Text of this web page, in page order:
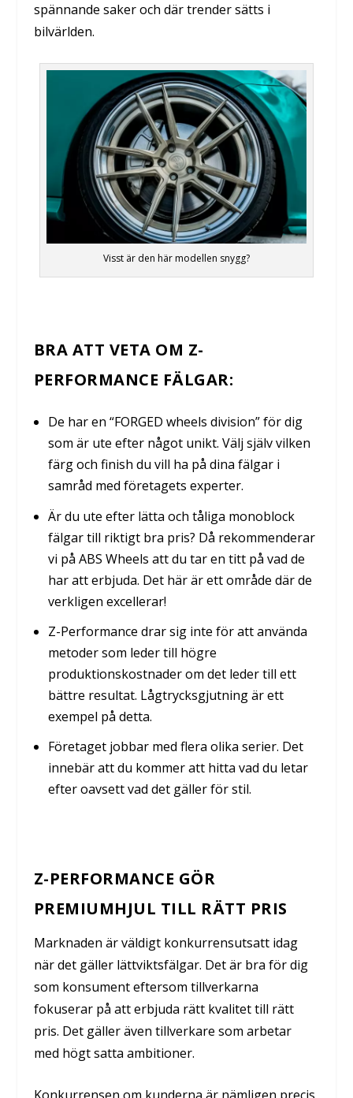
spännande saker och där trender sätts i
bilvärlden.
Visst är den här modellen snygg?
BRA ATT VETA OM Z-
PERFORMANCE FÄLGAR:
De har en “FORGED wheels division” för dig
som är ute efter något unikt. Välj själv vilken
färg och finish du vill ha på dina fälgar i
samråd med företagets experter.
Är du ute efter lätta och tåliga monoblock
fälgar till riktigt bra pris? Då rekommenderar
vi på ABS Wheels att du tar en titt på vad de
har att erbjuda. Det här är ett område där de
verkligen excellerar!
Z-Performance drar sig inte för att använda
metoder som leder till högre
produktionskostnader om det leder till ett
bättre resultat. Lågtrycksgjutning är ett
exempel på detta.
Företaget jobbar med flera olika serier. Det
innebär att du kommer att hitta vad du letar
efter oavsett vad det gäller för stil.
Z-PERFORMANCE GÖR
PREMIUMHJUL TILL RÄTT PRIS
Marknaden är väldigt konkurrensutsatt idag
när det gäller lättviktsfälgar. Det är bra för dig
som konsument eftersom tillverkarna
fokuserar på att erbjuda rätt kvalitet till rätt
pris. Det gäller även tillverkare som arbetar
med högt satta ambitioner.